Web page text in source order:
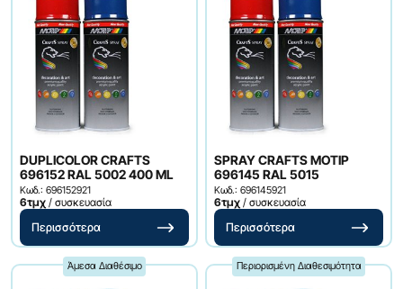
DUPLICOLOR CRAFTS
696152 RAL 5002 400 ML
Κωδ.: 696152921
6τμχ / συσκευασία
Περισσότερα
SPRAY CRAFTS MOTIP
696145 RAL 5015
Κωδ.: 696145921
6τμχ / συσκευασία
Περισσότερα
Άμεσα Διαθέσιμο Περιορισμένη Διαθεσιμότητα